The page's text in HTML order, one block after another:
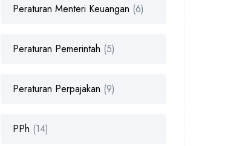
Peraturan Menteri Keuangan (6)
Peraturan Pemerintah (5)
Peraturan Perpajakan (9)
PPh (14)